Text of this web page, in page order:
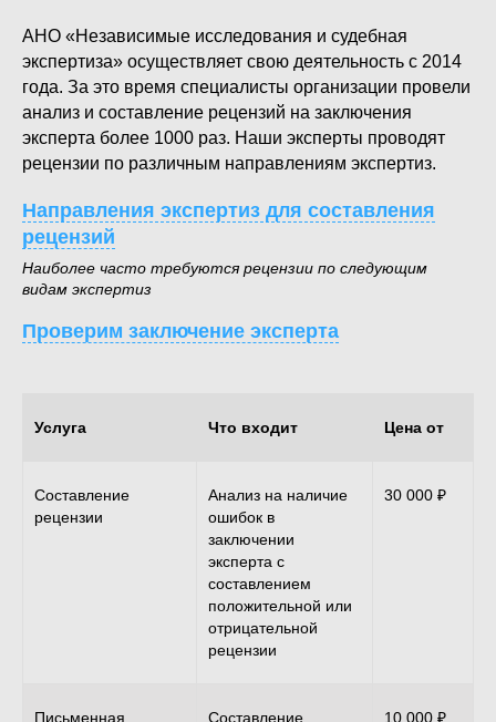
АНО «Независимые исследования и судебная
экспертиза» осуществляет свою деятельность с 2014
года. За это время специалисты организации провели
анализ и составление рецензий на заключения
эксперта более 1000 раз. Наши эксперты проводят
рецензии по различным направлениям экспертиз.
Направления экспертиз для составления
рецензий
Наиболее часто требуются рецензии по следующим
видам экспертиз
Проверим заключение эксперта
Услуга Что входит Цена от
Составление
рецензии
Анализ на наличие
ошибок в
заключении
эксперта с
составлением
положительной или
отрицательной
рецензии
30 000 ₽
Письменная Составление 10 000 ₽